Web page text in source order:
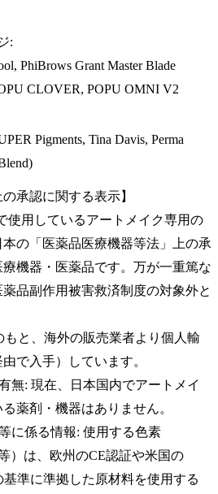
:
PhiBrows Grant Master Blade
CLOVER, POPU OMNI V2
Pigments, Tina Davis, Perma
承認に関する表示】
使用しているアートメイク専用の
の「医薬品医療機器等法」上の承
機器・医薬品です。万が一重篤な
品副作用被害救済制度の対象外と
と、海外の販売業者より個人輸
で入手）しています。
無: 現在、日本国内でアートメイ
薬剤・機器はありません。
に係る情報: 使用する色素
等）は、欧州のCE認証や米国の
準に準拠した原材料を使用する